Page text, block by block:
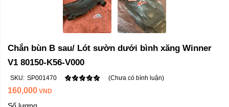
Chắn bùn B sau/ Lót sườn dưới bình xăng Winner
V1 80150-K56-V000
SKU: SP001470 (Chưa có bình luận)
160,000 VND